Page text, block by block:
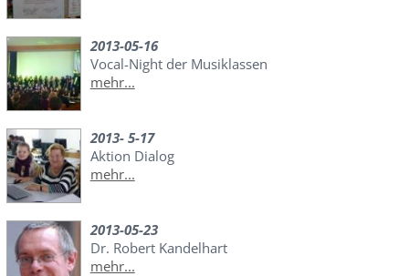
2013-05-16
Vocal-Night der Musiklassen
mehr...
2013- 5-17
Aktion Dialog
mehr...
2013-05-23
Dr. Robert Kandelhart
mehr...